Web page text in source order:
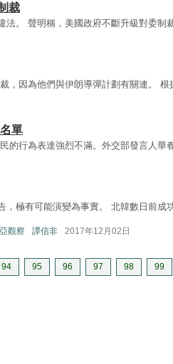
裁
法。 聲明稱，美國政府不斷升級對委制
，因為他們與伊朗導彈計劃有關連。 根
單
的行為表達強烈不滿。外交部發言人華
，極有可能演變為事實。 北韓數日前成
觀察 譚信非 2017年12月02日
94 95 96 97 98 99